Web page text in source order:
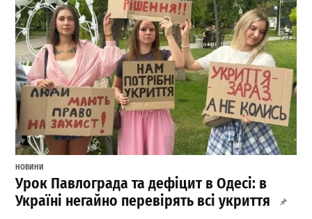
НОВИНИ
Урок Павлограда та дефіцит в Одесі: в
Україні негайно перевірять всі укриття